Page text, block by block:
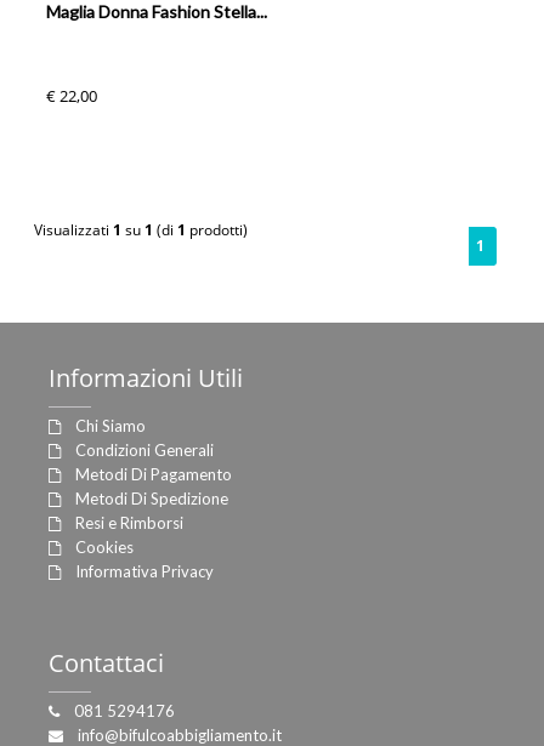
Maglia Donna Fashion Stella...
€ 22,00
Visualizzati 1 su 1 (di 1 prodotti)
1
Informazioni Utili
Chi Siamo
Condizioni Generali
Metodi Di Pagamento
Metodi Di Spedizione
Resi e Rimborsi
Cookies
Informativa Privacy
Contattaci
081 5294176
info@bifulcoabbigliamento.it